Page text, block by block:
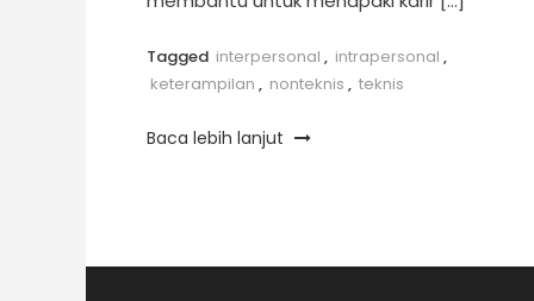
Tagged interpersonal , intrapersonal ,
keterampilan , nonteknis , teknis
Baca lebih lanjut